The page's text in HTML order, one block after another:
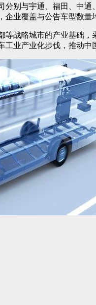
别与宇通、福田、中
业覆盖与公告车型数量
战略城市的产业基础
业产业化步伐，推动中